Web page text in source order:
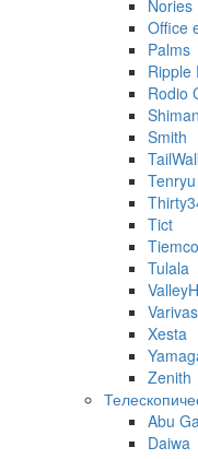
Nories
Office
Palms
Ripple
Rodio
Smith
Tenryu
Tict
Tiemco
Tulala
Varivas
Xesta
Zenith
Abu
Daiwa